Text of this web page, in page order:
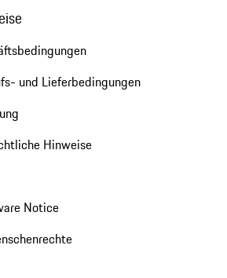
und Lieferbedingungen
Hinweise
Notice